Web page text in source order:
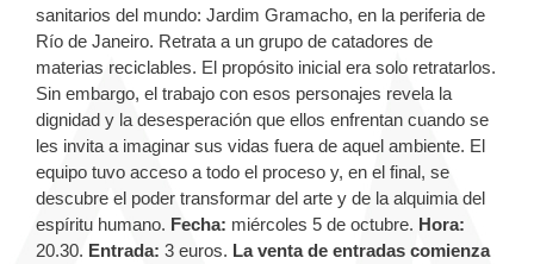
sanitarios del mundo: Jardim Gramacho, en la periferia de
Río de Janeiro. Retrata a un grupo de catadores de
materias reciclables. El propósito inicial era solo retratarlos.
Sin embargo, el trabajo con esos personajes revela la
dignidad y la desesperación que ellos enfrentan cuando se
les invita a imaginar sus vidas fuera de aquel ambiente. El
equipo tuvo acceso a todo el proceso y, en el final, se
descubre el poder transformar del arte y de la alquimia del
espíritu humano. Fecha: miércoles 5 de octubre. Hora:
20.30. Entrada: 3 euros. La venta de entradas comienza